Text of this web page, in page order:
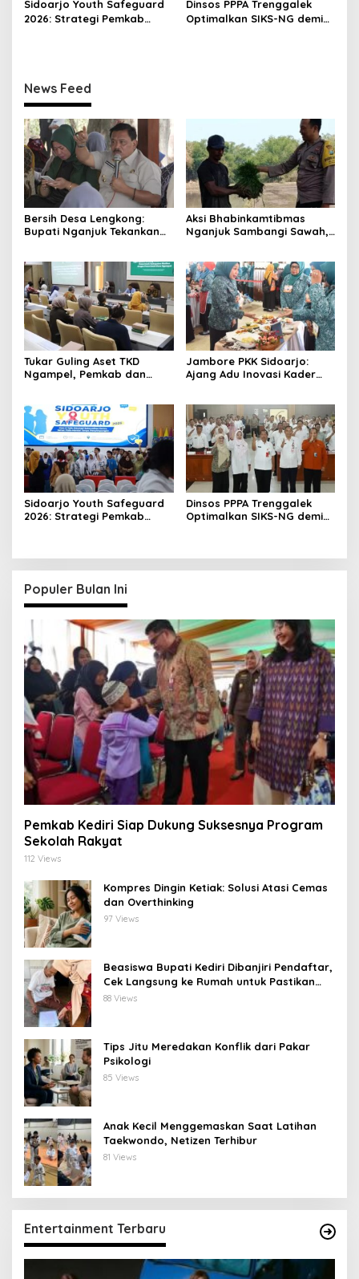
Sidoarjo Youth Safeguard
2026: Strategi Pemkab
Dinsos PPPA Trenggalek
Optimalkan SIKS-NG demi
News Feed
Bersih Desa Lengkong:
Bupati Nganjuk Tekankan
Aksi Bhabinkamtibmas
Nganjuk Sambangi Sawah,
Tukar Guling Aset TKD
Ngampel, Pemkab dan
Jambore PKK Sidoarjo:
Ajang Adu Inovasi Kader
Sidoarjo Youth Safeguard
2026: Strategi Pemkab
Dinsos PPPA Trenggalek
Optimalkan SIKS-NG demi
Populer Bulan Ini
Pemkab Kediri Siap Dukung Suksesnya Program
Sekolah Rakyat
112 Views
Kompres Dingin Ketiak: Solusi Atasi Cemas
dan Overthinking
97 Views
Beasiswa Bupati Kediri Dibanjiri Pendaftar,
Cek Langsung ke Rumah untuk Pastikan
Tepat Sasaran
88 Views
Tips Jitu Meredakan Konflik dari Pakar
Psikologi
85 Views
Anak Kecil Menggemaskan Saat Latihan
Taekwondo, Netizen Terhibur
81 Views
Entertainment Terbaru